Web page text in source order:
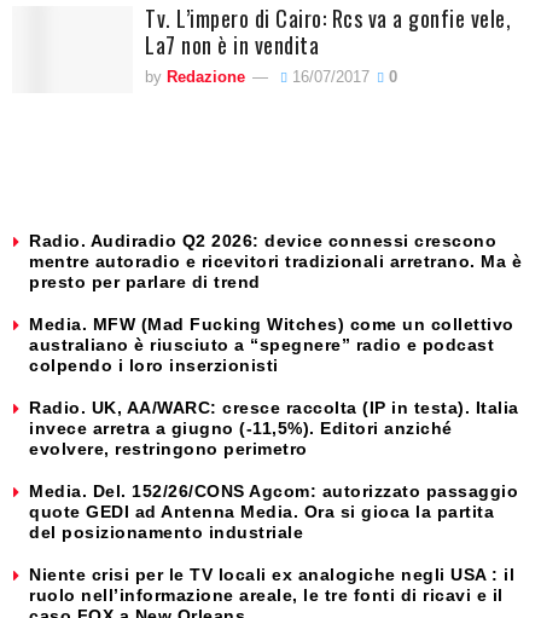
Tv. L’impero di Cairo: Rcs va a gonfie vele,
La7 non è in vendita
by Redazione 16/07/2017 0
Radio. Audiradio Q2 2026: device connessi crescono
mentre autoradio e ricevitori tradizionali arretrano. Ma è
presto per parlare di trend
Media. MFW (Mad Fucking Witches) come un collettivo
australiano è riusciuto a “spegnere” radio e podcast
colpendo i loro inserzionisti
Radio. UK, AA/WARC: cresce raccolta (IP in testa). Italia
invece arretra a giugno (-11,5%). Editori anziché
evolvere, restringono perimetro
Media. Del. 152/26/CONS Agcom: autorizzato passaggio
quote GEDI ad Antenna Media. Ora si gioca la partita
del posizionamento industriale
Niente crisi per le TV locali ex analogiche negli USA : il
ruolo nell’informazione areale, le tre fonti di ricavi e il